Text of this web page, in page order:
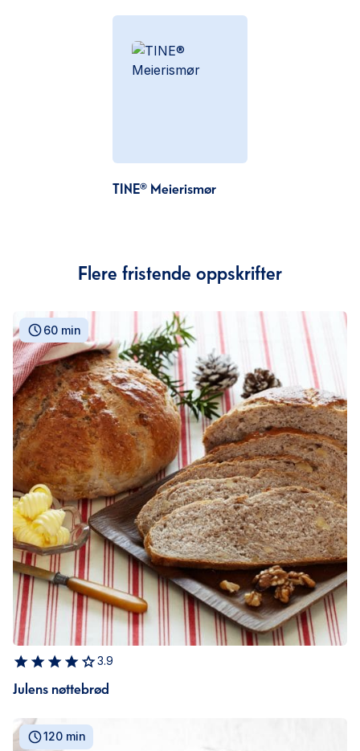
TINE® Meierismør
Flere fristende oppskrifter
60 min
3.9
Julens nøttebrød
120 min